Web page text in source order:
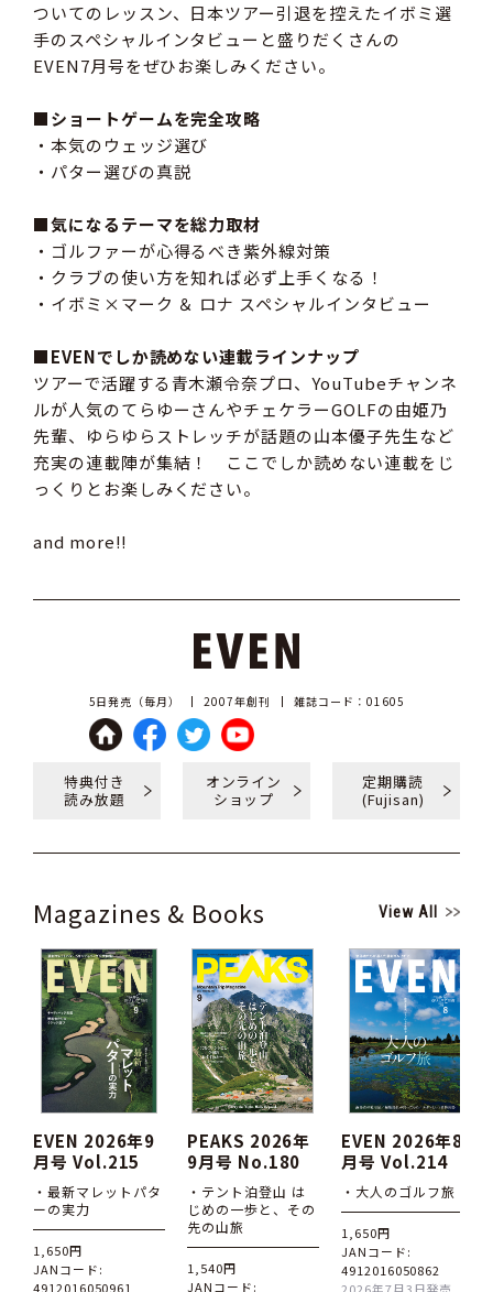
ついてのレッスン、日本ツアー引退を控えたイボミ選
手のスペシャルインタビューと盛りだくさんの
EVEN7月号をぜひお楽しみください。
■ショートゲームを完全攻略
・本気のウェッジ選び
・パター選びの真説
■気になるテーマを総力取材
・ゴルファーが心得るべき紫外線対策
・クラブの使い方を知れば必ず上手くなる！
・イボミ×マーク ＆ ロナ スペシャルインタビュー
■EVENでしか読めない連載ラインナップ
ツアーで活躍する青木瀬令奈プロ、YouTubeチャンネ
ルが人気のてらゆーさんやチェケラーGOLFの由姫乃
先輩、ゆらゆらストレッチが話題の山本優子先生など
充実の連載陣が集結！ ここでしか読めない連載をじ
っくりとお楽しみください。
and more!!
5日発売（毎月） 2007年創刊 雑誌コード：01605
特典付き
読み放題
オンライン
ショップ
定期購読
(Fujisan)
Magazines & Books View All
EVEN 2026年9
月号 Vol.215
・最新マレットパタ
ーの実力
1,650円
JANコード:
4912016050961
PEAKS 2026年
9月号 No.180
・テント泊登山 は
じめの一歩と、その
先の山旅
1,540円
JANコード:
EVEN 2026年8
月号 Vol.214
・大人のゴルフ旅
1,650円
JANコード:
4912016050862